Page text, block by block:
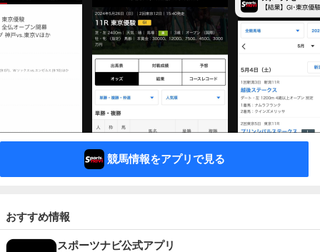
競馬情報をアプリで見る
おすすめ情報
スポーツナビ公式アプリ